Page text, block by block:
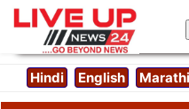
Hindi English Marathi